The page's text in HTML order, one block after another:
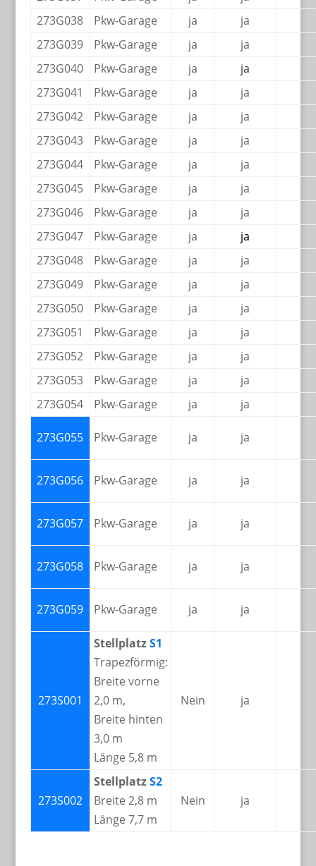
273G038
Pkw-Garage ja
ja
273G039
Pkw-Garage ja
ja
273G040
Pkw-Garage ja
ja
273G041
Pkw-Garage ja
ja
273G042
Pkw-Garage ja
ja
273G043
Pkw-Garage ja
ja
273G044
Pkw-Garage ja
ja
273G045
Pkw-Garage ja
ja
273G046
Pkw-Garage ja
ja
273G047
Pkw-Garage ja
ja
273G048
Pkw-Garage ja
ja
273G049
Pkw-Garage ja
ja
273G050
Pkw-Garage ja
ja
273G051
Pkw-Garage ja
ja
273G052
Pkw-Garage ja
ja
273G053
Pkw-Garage ja
ja
273G054
Pkw-Garage ja ja
273G055 Pkw-Garage ja ja
273G056 Pkw-Garage ja ja
273G057 Pkw-Garage ja ja
273G058 Pkw-Garage ja ja
273G059 Pkw-Garage ja ja
273S001
StellplatzS1
Trapezförmig:
Breite vorne
2,0 m,
Breite hinten
3,0 m
Länge 5,8 m
Nein ja
273S002
StellplatzS2
Breite 2,8 m
Länge 7,7 m
Nein ja